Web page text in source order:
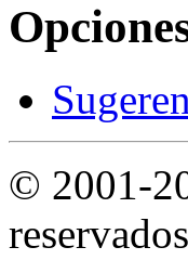
© 2001-
reservados